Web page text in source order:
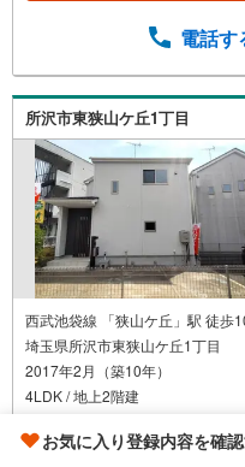
う方はご自宅へ『
ー、紙おむつ、アメ
スモニター等完備し
電話す
所沢市東狭山ケ丘1丁目
西武池袋線 「狭山ケ丘」駅 徒歩
埼玉県所沢市東狭山ケ丘1丁目
2017年2月（築10年）
4LDK / 地上2階建
リフォーム
お気に入り登録内容を確